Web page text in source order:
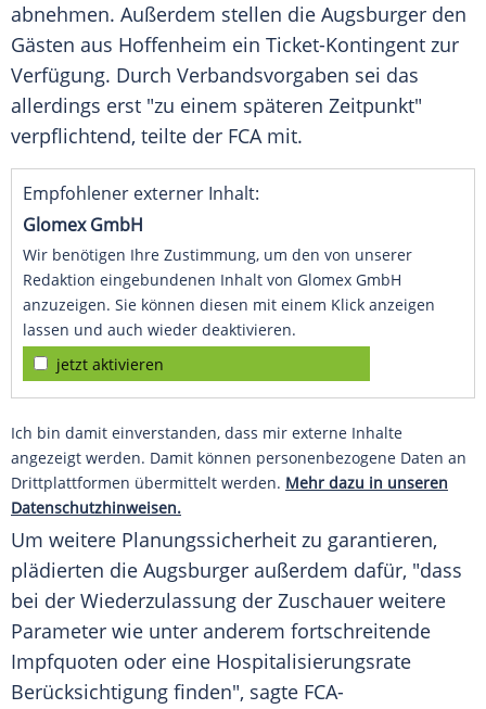
abnehmen. Außerdem stellen die Augsburger den
Gästen aus Hoffenheim ein Ticket-Kontingent zur
Verfügung. Durch Verbandsvorgaben sei das
allerdings erst "zu einem späteren Zeitpunkt"
verpflichtend, teilte der FCA mit.
Empfohlener externer Inhalt:
Glomex GmbH
Wir benötigen Ihre Zustimmung, um den von unserer
Redaktion eingebundenen Inhalt von Glomex GmbH
anzuzeigen. Sie können diesen mit einem Klick anzeigen
lassen und auch wieder deaktivieren.
jetzt aktivieren
Ich bin damit einverstanden, dass mir externe Inhalte
angezeigt werden. Damit können personenbezogene Daten an
Drittplattformen übermittelt werden. Mehr dazu in unseren
Datenschutzhinweisen.
Um weitere Planungssicherheit zu garantieren,
plädierten die Augsburger außerdem dafür, "dass
bei der Wiederzulassung der Zuschauer weitere
Parameter wie unter anderem fortschreitende
Impfquoten oder eine Hospitalisierungsrate
Berücksichtigung finden", sagte FCA-